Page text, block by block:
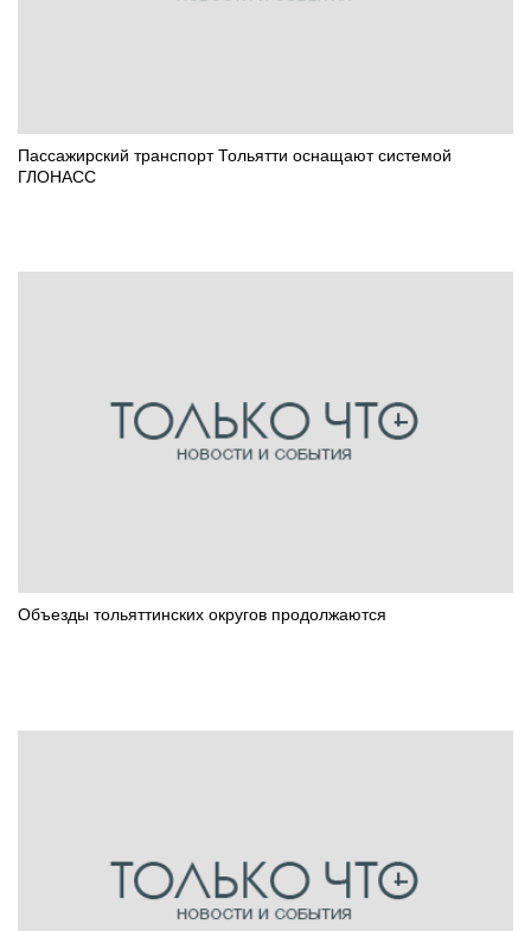
Пассажирский транспорт Тольятти оснащают системой
ГЛОНАСС
Объезды тольяттинских округов продолжаются